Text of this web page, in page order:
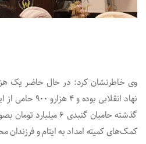
نهاد انقلابی
گذشته حامیان گنبدی ۶
کمک‌های کمیته امداد به ایتام و